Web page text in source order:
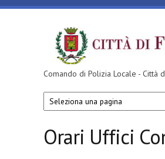
Salta al contenuto principale
Comando di Polizia Locale - Città
Orari Uffici